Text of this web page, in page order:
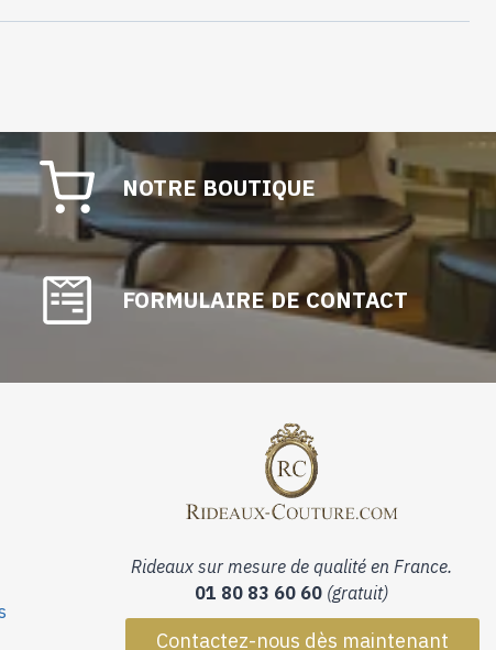
NOTRE BOUTIQUE
FORMULAIRE DE CONTACT
Rideaux sur mesure de qualité en France.
01 80 83 60 60 (gratuit)
Contactez-nous dès maintenant